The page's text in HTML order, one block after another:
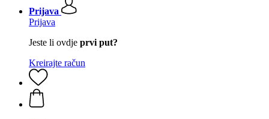
Prijava
Prijava
Jeste li ovdje prvi put?
Kreirajte račun